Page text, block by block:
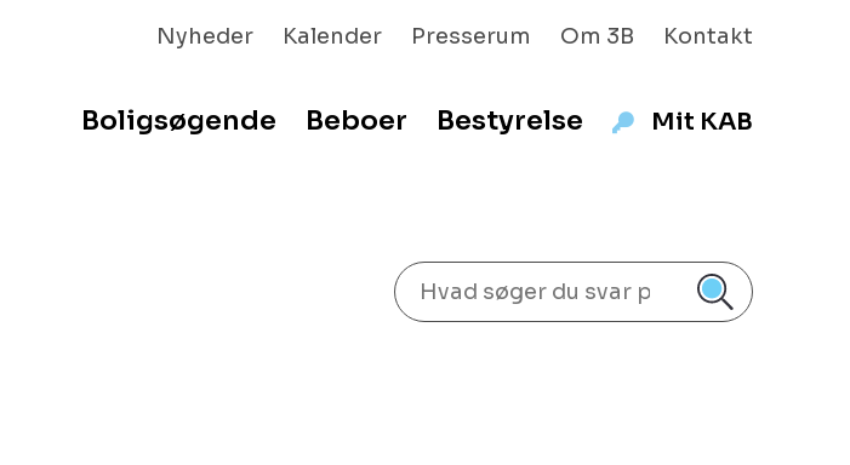
Nyheder Kalender Presserum Om 3B Kontakt
Boligsøgende Beboer Bestyrelse Mit KAB